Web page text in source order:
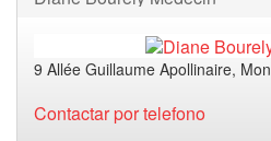
9 Allée Guillaume Apollinaire,
Contactar por telefono